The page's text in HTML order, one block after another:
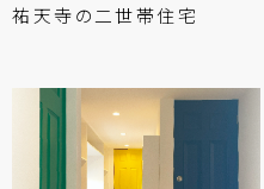
祐天寺の 二世帯住宅